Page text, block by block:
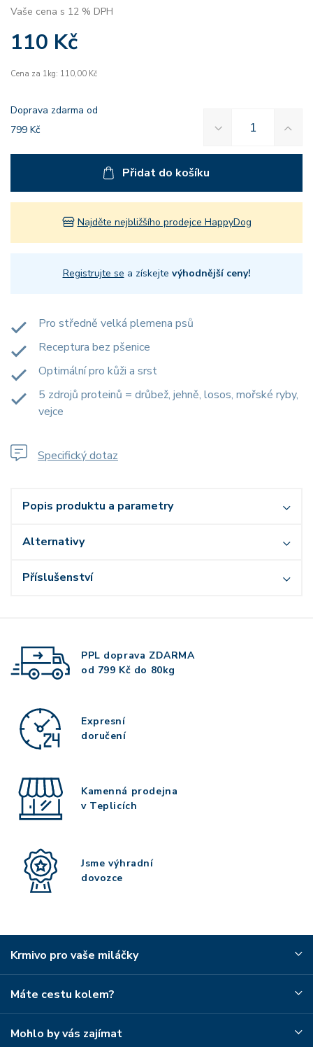
Vaše cena s 12 % DPH
110 Kč
Cena za 1kg: 110,00 Kč
Doprava zdarma od
799 Kč
Přidat do košíku
Najděte nejbližšího prodejce HappyDog
Registrujte se a získejte výhodnější ceny!
Pro středně velká plemena psů
Receptura bez pšenice
Optimální pro kůži a srst
5 zdrojů proteinů = drůbež, jehně, losos, mořské ryby,
vejce
Specifický dotaz
Popis produktu a parametry
Alternativy
Příslušenství
PPL doprava ZDARMA
od 799 Kč do 80kg
Expresní
doručení
Kamenná prodejna
v Teplicích
Jsme výhradní
dovozce
Krmivo pro vaše miláčky
Máte cestu kolem?
Mohlo by vás zajímat